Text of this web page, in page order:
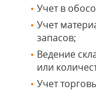
Учет в
Учет
запасов;
Ведение
или
Учет